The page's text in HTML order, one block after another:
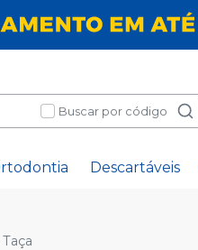
Buscar por código
Descartáveis